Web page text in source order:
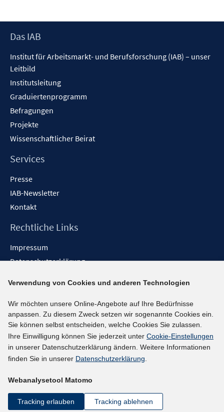
Footer
Das IAB
Institut für Arbeitsmarkt- und Berufsforschung (IAB) – unser
Leitbild
Institutsleitung
Graduiertenprogramm
Befragungen
Projekte
Wissenschaftlicher Beirat
Services
Presse
IAB-Newsletter
Kontakt
Rechtliche Links
Impressum
Datenschutzerklärung
Barrieren melden
Social-Media-Kanäle
BlueSky
YouTube
LinkedIn
kununu
Netiquette
Verwendung von Cookies und anderen Technologien
Wir möchten unsere Online-Angebote auf Ihre Bedürfnisse
anpassen. Zu diesem Zweck setzen wir sogenannte Cookies ein.
Sie können selbst entscheiden, welche Cookies Sie zulassen.
Ihre Einwilligung können Sie jederzeit unter Cookie-Einstellungen
in unserer Datenschutzerklärung ändern. Weitere Informationen
finden Sie in unserer Datenschutzerklärung.
Webanalysetool Matomo
Tracking erlauben Tracking ablehnen